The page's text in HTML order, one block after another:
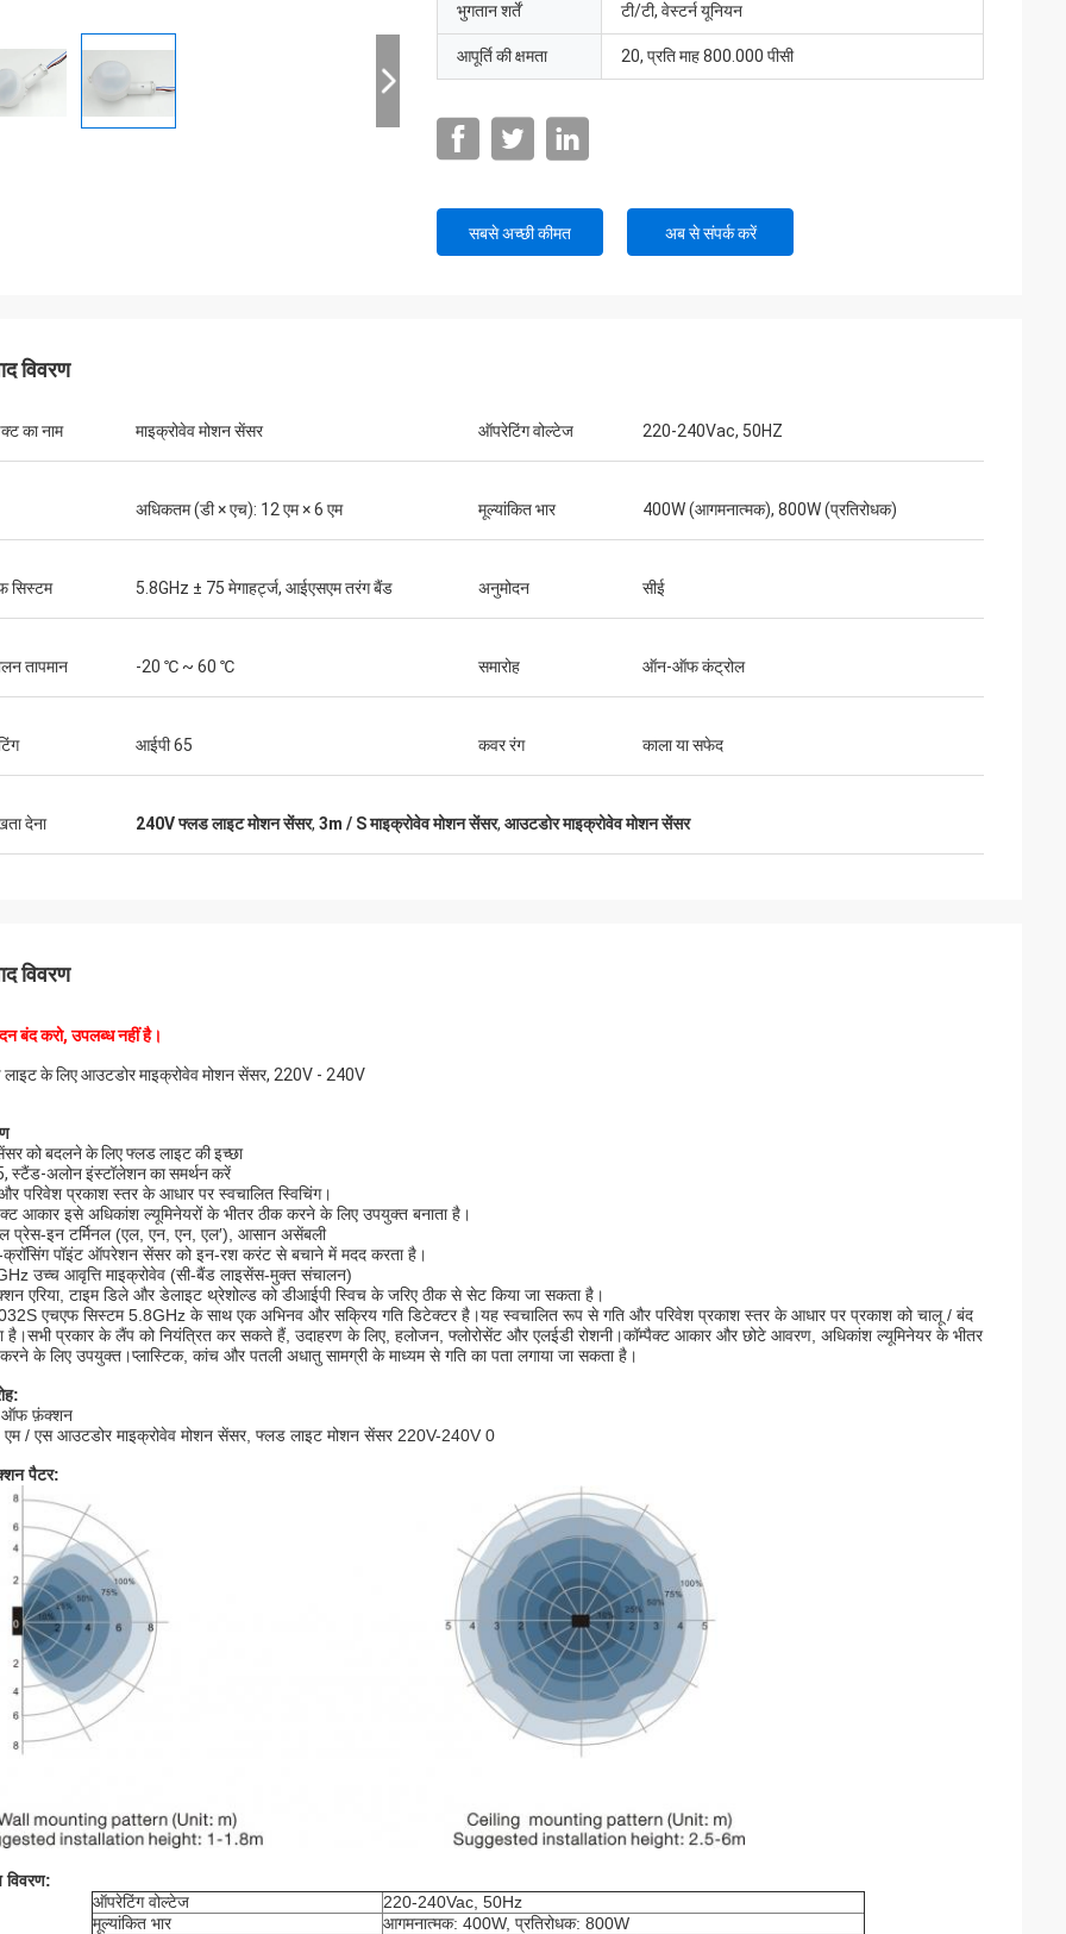
भुगतान शर्तें टी/टी, वेस्टर्न यूनियन
आपूर्ति की क्षमता 20, प्रति माह 800.000 पीसी
सबसे अच्छी कीमत अब से संपर्क करें
विवरण
का नाम माइक्रोवेव मोशन सेंसर ऑपरेटिंग वोल्टेज 220-240Vac, 50HZ
अधिकतम (डी × एच): 12 एम × 6 एम मूल्यांकित भार 400W (आगमनात्मक), 800W (प्रतिरोधक)
सिस्टम 5.8GHz ± 75 मेगाहर्ट्ज, आईएसएम तरंग बैंड अनुमोदन सीई
तापमान -20 ℃ ~ 60 ℃ समारोह ऑन-ऑफ कंट्रोल
आईपी ​​65 कवर रंग काला या सफेद
देना 240V फ्लड लाइट मोशन सेंसर, 3m / S माइक्रोवेव मोशन सेंसर, आउटडोर माइक्रोवेव मोशन सेंसर
विवरण
बंद करो, उपलब्ध नहीं है।
के लिए आउटडोर माइक्रोवेव मोशन सेंसर, 220V - 240V
को बदलने के लिए फ्लड लाइट की इच्छा
स्टैंड-अलोन इंस्टॉलेशन का समर्थन करें
परिवेश प्रकाश स्तर के आधार पर स्वचालित स्विचिंग।
आकार इसे अधिकांश ल्यूमिनेयरों के भीतर ठीक करने के लिए उपयुक्त बनाता है।
प्रेस-इन टर्मिनल (एल, एन, एन, एल′), आसान असेंबली
क्रॉसिंग पॉइंट ऑपरेशन सेंसर को इन-रश करंट से बचाने में मदद करता है।
उच्च आवृत्ति माइक्रोवेव (सी-बैंड लाइसेंस-मुक्त संचालन)
एरिया, टाइम डिले और डेलाइट थ्रेशोल्ड को डीआईपी स्विच के जरिए ठीक से सेट किया जा सकता है।
एचएफ सिस्टम 5.8GHz के साथ एक अभिनव और सक्रिय गति डिटेक्टर है।यह स्वचालित रूप से गति और परिवेश प्रकाश स्तर के आधार पर प्रकाश को चालू / बंद
है।सभी प्रकार के लैंप को नियंत्रित कर सकते हैं, उदाहरण के लिए, हलोजन, फ्लोरोसेंट और एलईडी रोशनी।कॉम्पैक्ट आकार और छोटे आवरण, अधिकांश ल्यूमिनेयर के भीतर
के लिए उपयुक्त।प्लास्टिक, कांच और पतली अधातु सामग्री के माध्यम से गति का पता लगाया जा सकता है।
फ़ंक्शन
पैटर:
विवरण:
ऑपरेटिंग वोल्टेज
220-240Vac, 50Hz
मूल्यांकित भार
आगमनात्मक: 400W, प्रतिरोधक: 800W